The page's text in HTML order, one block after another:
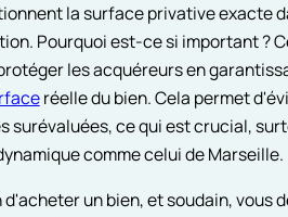
la surface privative exacte
Pourquoi est-ce si important ?
les acquéreurs en
réelle du bien. Cela permet
surévaluées, ce qui est crucial,
comme celui de Marseille.
un bien, et soudain, vous